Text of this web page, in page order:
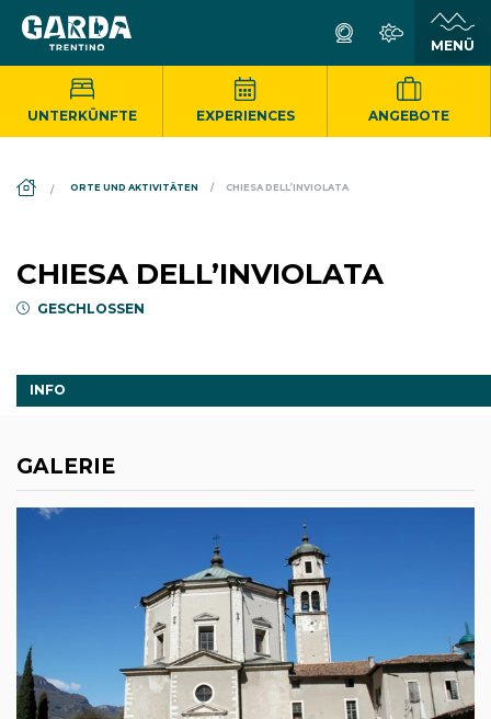
UNTERKÜNFTE EXPERIENCES ANGEBOTE
ORTE UND AKTIVITÄTEN CHIESA DELL’INVIOLATA
CHIESA DELL’INVIOLATA
GESCHLOSSEN
INFO
GALERIE